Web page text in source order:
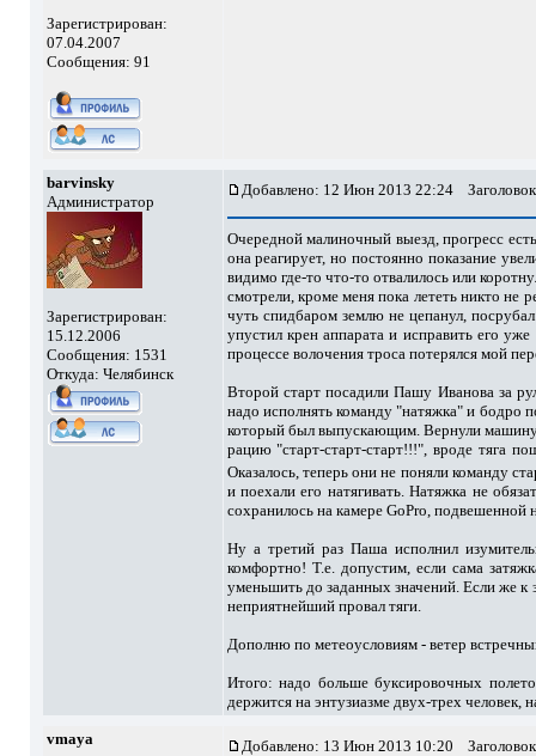
Зарегистрирован:
07.04.2007
Сообщения: 91
barvinsky
Администратор
Зарегистрирован:
15.12.2006
Сообщения: 1531
Откуда: Челябинск
Добавлено: 12 Июн 2013 22:24
Очередной малиночный выезд, прогресс
она реагирует, но постоянно показание
видимо где-то что-то отвалилось или
смотрели, кроме меня пока лететь никто не
чуть спидбаром землю не цепанул,
упустил крен аппарата и исправить его
процессе волочения троса потерялся мой
Второй старт посадили Пашу Иванова за
надо исполнять команду "натяжка" и бодро
который был выпускающим. Вернули машину
рацию "старт-старт-старт!!!", вроде тяга
Оказалось, теперь они не поняли команду
и поехали его натягивать. Натяжка не
сохранилось на камере GoPro,
Ну а третий раз Паша исполнил
комфортно! Т.е. допустим, если сама
уменьшить до заданных значений. Если же к
неприятнейший провал тяги.
Дополню по метеоусловиям - ветер
Итого: надо больше буксировочных
держится на энтузиазме двух-трех человек,
vmaya Добавлено: 13 Июн 2013 10:20